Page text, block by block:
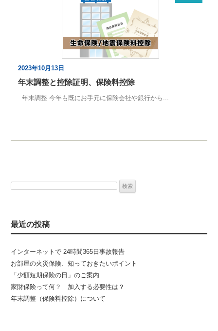
2023年10月13日
年末調整と控除証明、保険料控除
年末調整 今年も既にお手元に保険会社や銀行から...
検
最近の投稿
インターネットで 24時間365日事故報告
お部屋の火災保険、知っておきたいポイント
「少額短期保険の日」のご案内
家財保険って何？ 加入する必要性は？
年末調整（保険料控除）について